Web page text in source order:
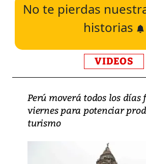
No te pierdas
historias
VIDEOS
Perú moverá todos los días
viernes para potenciar
turismo